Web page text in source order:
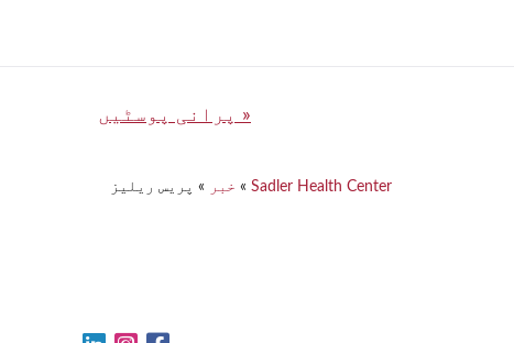
پرانی پوسٹیں
Sadler Health Center
» خبر » پریس ریلیز